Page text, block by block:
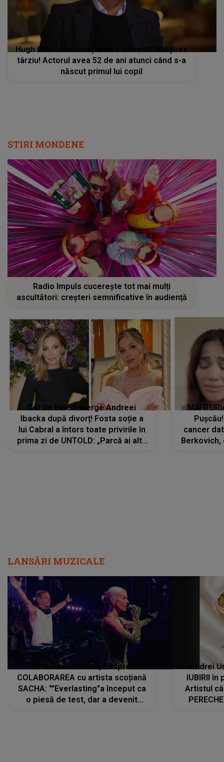
Hugh Grant recunoaște că a devenit tată prea
târziu! Actorul avea 52 de ani atunci când s-a
născut primul lui copil
STIRI MONDENE
Radio Impuls cucerește tot mai mulți
ascultători: creșteri semnificative în audiență
Cât de bine îi merge Andreei
Ibacka după divorț! Fosta soție a
lui Cabral a întors toate privirile în
prima zi de UNTOLD: „Parcă ai altă
cancer
Berkovich,
LANSĂRI MUZICALE
Armin van Buuren, despre
COLABORAREA cu artista scoțiană
SACHA: ""Everlasting"a început ca
o piesă de test, dar a devenit
Andrei
IUBIRII
Artistul